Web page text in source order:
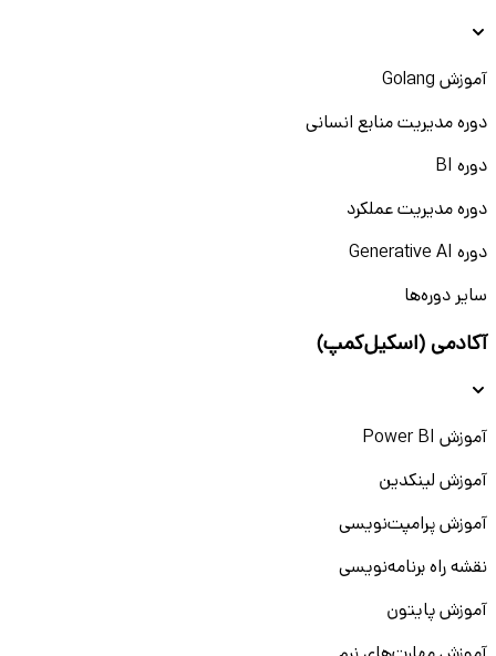
آموزش Golang
دوره مدیریت منابع انسانی
دوره BI
دوره مدیریت عملکرد
دوره Generative AI
سایر دوره‌ها
آکادمی (اسکیل‌کمپ)
آموزش Power BI
آموزش لینکدین
آموزش پرامپت‌نویسی
نقشه راه برنامه‌نویسی
آموزش پایتون